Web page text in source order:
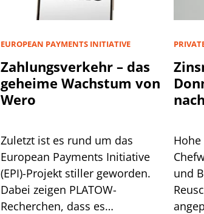
EUROPEAN PAYMENTS INITIATIVE
Zahlungsverkehr – das
geheime Wachstum von
Wero
Zuletzt ist es rund um das
European Payments Initiative
(EPI)-Projekt stiller geworden.
Dabei zeigen PLATOW-
Recherchen, dass es
und